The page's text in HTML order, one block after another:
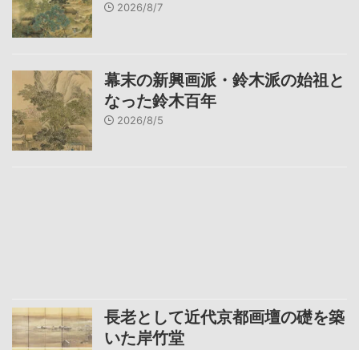
2026/8/7
幕末の新興画派・鈴木派の始祖と
なった鈴木百年
2026/8/5
長老として近代京都画壇の礎を築
いた岸竹堂